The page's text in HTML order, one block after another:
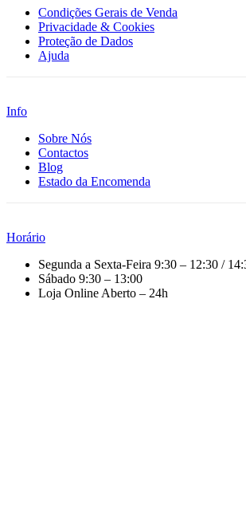
Condições Gerais de Venda
Privacidade & Cookies
Proteção de Dados
Ajuda
Info
Sobre Nós
Contactos
Blog
Estado da Encomenda
Horário
Segunda a Sexta-Feira 9:30 – 12:30 /
Sábado 9:30 – 13:00
Loja Online Aberto – 24h